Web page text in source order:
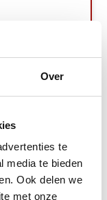
Over
te
media te bieden
Ook delen we
met onze